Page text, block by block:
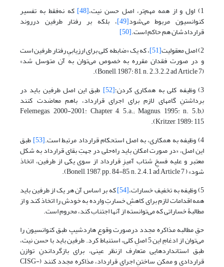
1) اول و از همه مهم‌تر، اصل حسن نیت،
[48] که نه‌فقط به تفسیر
کنوانسیون مربوط می‌شود[49] ، بلکه بر رفتار طرفین درروند
قراردادشان هم حاکم است.[50]
2) اصل معقولیت
[51] ، که یک «ضابطه کلی برای ارزیابیِ رفتار طرفین است
و در صورت فقدان مقرره به خصوص می‌توان به آن متوسل شد»
(Bonell, 1987: 81, n. 2.3.2.2 ad Article 7).
3) وظیفه کلی به همکاری کردن؛
[52] طبق این اصل طرفین باید در
برداشتنِ گامهای لازم برای اجرای قرارداد، باهم معاضدت کنند
(Felemegas, 2000-2001: Chapter 4, 5.a.; Magnus, 1995: n. 5.b;
Kritzer, 1989: 115).
4) وظیفه به همکاری، به اصل استحکام قرارداد مرتبط است.
[53] طبق
این اصل، «در صورت امکان باید راه‌حلی در جهتِ بقای قرارداد به شکل
معتبر و علیه فسخِ شتاب آمیزِ قرارداد از سوی یکی از طرفین، اتخاذ
شود» ( Bonell, 1987, pp. 84-85, n. 2.4.1 ad Article 7).
5) وظیفه به تخفیفِ خسارات،
[54] که بر اساس آن هر یک از طرفین باید
همه اقدامات لازم برای کاهشِ خسارتِ وارده به خودش را اتخاذ کند و از
مطالبۀ خساراتی که می‌توانسته از آنها اجتناب کند، محروم است.
حقِ مطالبه مذاکره مجدد درصورت وقوع هاردشیپ طبق کنوانسیون را
می‌توان از ادغامِ این 5 اصلِ کلی، استنباط کرد. طرفین باید با حسن نیت،
طبق استانداردهایی متعارف ازنظر عینی، برای بازگرداندنِ توازن
قراردادی و ممکن ساختنِ اجرای قرارداد، مذاکره مجدد کنند (CISG-